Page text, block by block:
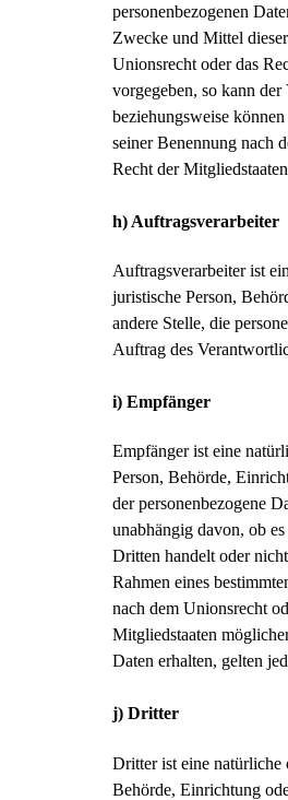
personenbezogenen
Zwecke und Mittel
Unionsrecht oder das
vorgegeben, so kann
beziehungsweise
seiner Benennung nach
Recht der
h) Auftragsverarbeiter
Auftragsverarbeiter ist
juristische Person,
andere Stelle, die
Auftrag des
i) Empfänger
Empfänger ist eine
Person, Behörde,
der personenbezogene
unabhängig davon, ob
Dritten handelt oder
Rahmen eines
nach dem Unionsrecht
Mitgliedstaaten
Daten erhalten, gelten
j) Dritter
Dritter ist eine natürliche
Behörde, Einrichtung